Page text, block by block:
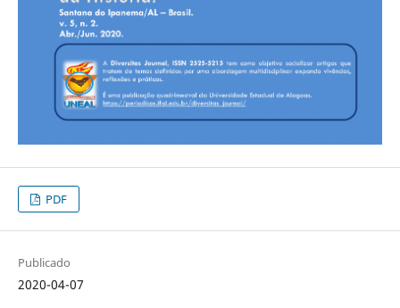
PDF
Publicado
2020-04-07